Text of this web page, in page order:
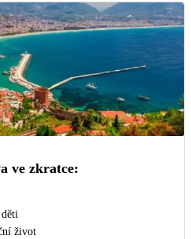
ve zkratce:
děti
život